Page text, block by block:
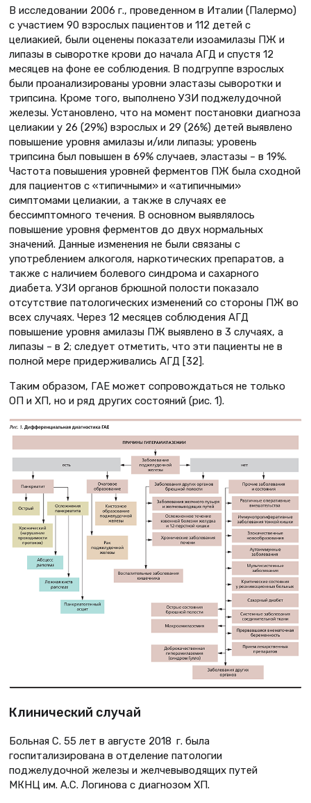
В исследовании 2006 г., проведенном в Италии (Палермо)
с участием 90 взрослых пациентов и 112 детей с
целиакией, были оценены показатели изоамилазы ПЖ и
липазы в сыворотке крови до начала АГД и спустя 12
месяцев на фоне ее соблюдения. В подгруппе взрослых
были проанализированы уровни эластазы сыворотки и
трипсина. Кроме того, выполнено УЗИ поджелудочной
железы. Установлено, что на момент постановки диагноза
целиакии у 26 (29%) взрослых и 29 (26%) детей выявлено
повышение уровня амилазы и/или липазы; уровень
трипсина был повышен в 69% случаев, эластазы – в 19%.
Частота повышения уровней ферментов ПЖ была сходной
для пациентов с «типичными» и «атипичными»
симптомами целиакии, а также в случаях ее
бессимптомного течения. В основном выявлялось
повышение уровня ферментов до двух нормальных
значений. Данные изменения не были связаны с
употреблением алкоголя, наркотических препаратов, а
также с наличием болевого синдрома и сахарного
диабета. УЗИ органов брюшной полости показало
отсутствие патологических изменений со стороны ПЖ во
всех случаях. Через 12 месяцев соблюдения АГД
повышение уровня амилазы ПЖ выявлено в 3 случаях, а
липазы – в 2; следует отметить, что эти пациенты не в
полной мере придерживались АГД [32].
Таким образом, ГАЕ может сопровождаться не только
ОП и ХП, но и ряд других состояний (рис. 1).
Клинический случай
Больная С. 55 лет в августе 2018 г. была
госпитализирована в отделение патологии
поджелудочной железы и желчевыводящих путей
МКНЦ им. А.С. Логинова с диагнозом ХП.